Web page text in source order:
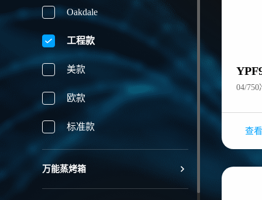
Oakdale
工程款
美款
欧款
标准款
万能蒸烤箱
04/
查